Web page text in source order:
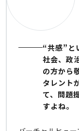
“共感”と
社会、政
の方から
タレント
て、問題
すよね。